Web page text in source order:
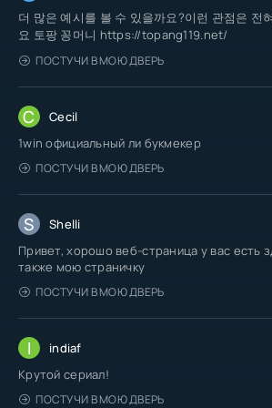
더 많은 예시를 볼 수 있을까요?이런 관점은 전
요 토팡 꽁머니 https://topang119.net/
ПОСТУЧИ В МОЮ ДВЕРЬ
C Cecil
1win официальный ли букмекер
ПОСТУЧИ В МОЮ ДВЕРЬ
S Shelli
Привет, хорошо веб-страница у вас есть
также мою страничку
ПОСТУЧИ В МОЮ ДВЕРЬ
I indiaf
Крутой сериал!
ПОСТУЧИ В МОЮ ДВЕРЬ